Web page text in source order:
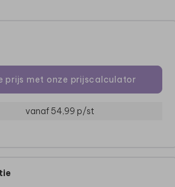
prijs met onze prijscalculator
vanaf 54,99 p/st